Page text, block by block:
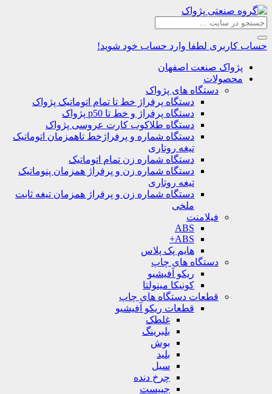
حساب کاربری لطفا وارد حساب خود شوید!
پژواک صنعت اصفهان
محصولات
دستگاه های پژواک
دستگاه پرفراژ خط تا تمام اتوماتیک پژواک
دستگاه پرفراژ و خط تا p50 پژواک
دستگاه طلاکوب کارت عروسی پژواک
دستگاه شماره و پرفراژخط تاهمزمان اتوماتیک
تیغه روتاری
دستگاه شماره زن تمام اتوماتیک
دستگاه شماره زن و پرفراژ همزمان پنوماتیک
تیغه روتاری
دستگاه شماره زن و پرفراژ همزمان تیغه ثابت
ملخی
فیلامنت
ABS
ABS+
هایم پک پلاس
دستگاه های چاپ
ریکو آفیشیو
کونیکا مینولتا
قطعات دستگاه های چاپ
قطعات ریکو آفیشیو
غلطک
بلبرینگ
بوش
بلید
سیل
چرخ دنده
چیپست